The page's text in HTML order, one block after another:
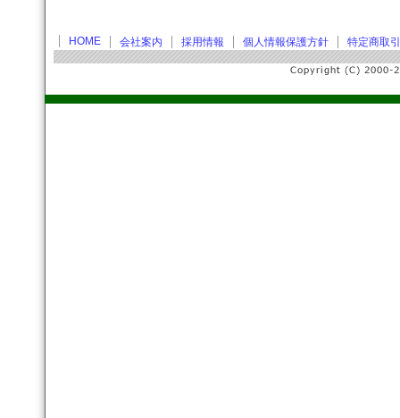
HOME 会社案内 採用情報 個人情報保護方針 特定商取